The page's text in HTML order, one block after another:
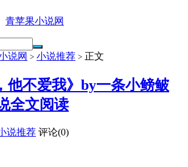
青苹果小说网
说网 > 小说推荐 > 正文
他不爱我》by一条小鳑鲏
全文阅读
说推荐 评论(0)